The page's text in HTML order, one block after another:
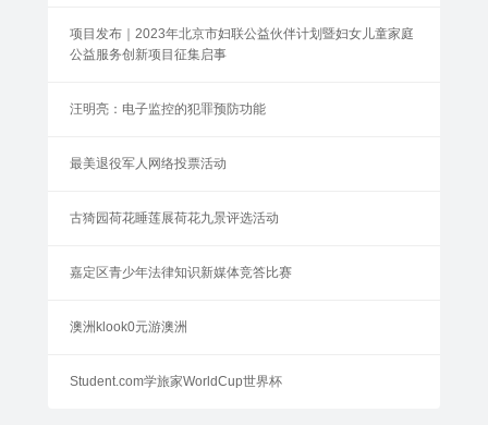
项目发布｜2023年北京市妇联公益伙伴计划暨妇女儿童家庭
公益服务创新项目征集启事
汪明亮：电子监控的犯罪预防功能
最美退役军人网络投票活动
古猗园荷花睡莲展荷花九景评选活动
嘉定区青少年法律知识新媒体竞答比赛
澳洲klook0元游澳洲
Student.com学旅家WorldCup世界杯